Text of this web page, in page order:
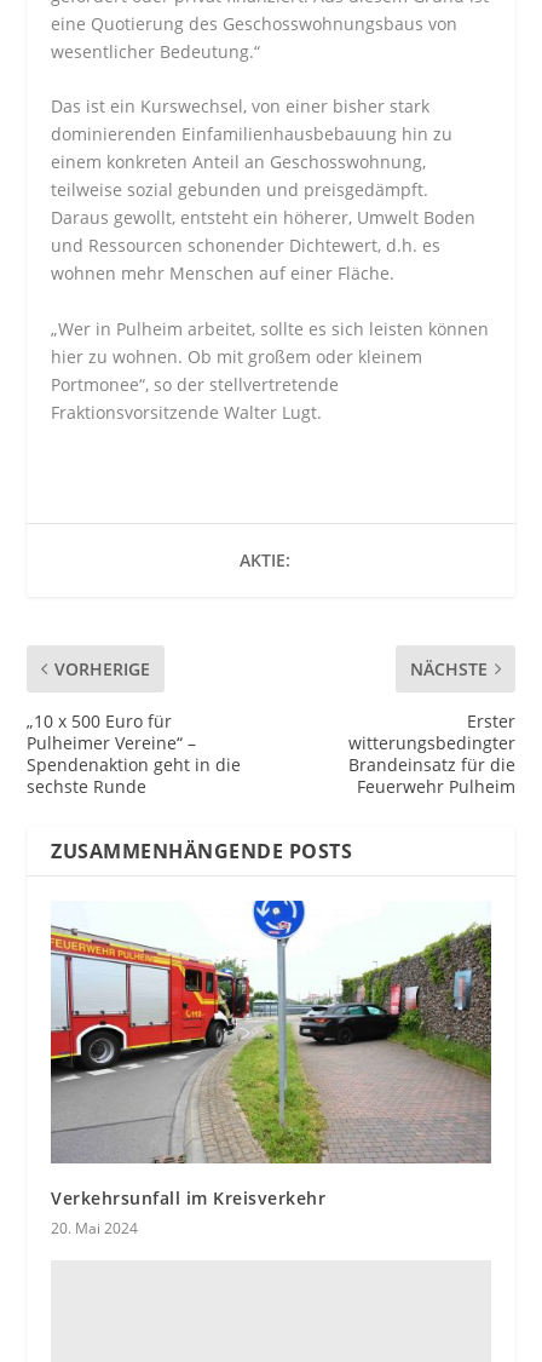
eine Quotierung des Geschosswohnungsbaus von
wesentlicher Bedeutung.“
Das ist ein Kurswechsel, von einer bisher stark
dominierenden Einfamilienhausbebauung hin zu
einem konkreten Anteil an Geschosswohnung,
teilweise sozial gebunden und preisgedämpft.
Daraus gewollt, entsteht ein höherer, Umwelt Boden
und Ressourcen schonender Dichtewert, d.h. es
wohnen mehr Menschen auf einer Fläche.
„Wer in Pulheim arbeitet, sollte es sich leisten können
hier zu wohnen. Ob mit großem oder kleinem
Portmonee“, so der stellvertretende
Fraktionsvorsitzende Walter Lugt.
AKTIE:
VORHERIGE
„10 x 500 Euro für
Pulheimer Vereine“ –
Spendenaktion geht in die
sechste Runde
NÄCHSTE
Erster
witterungsbedingter
Brandeinsatz für die
Feuerwehr Pulheim
ZUSAMMENHÄNGENDE POSTS
Verkehrsunfall im Kreisverkehr
20. Mai 2024